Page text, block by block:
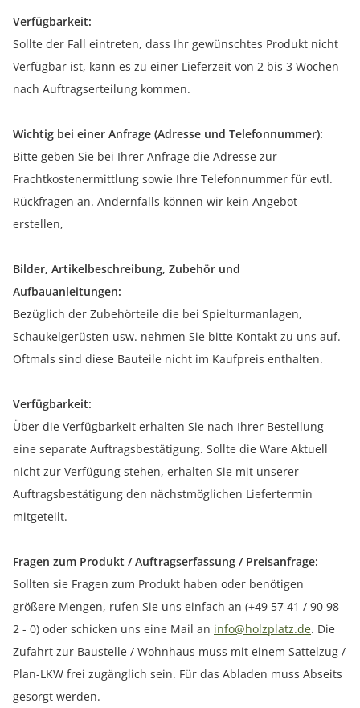
Verfügbarkeit:
Sollte der Fall eintreten, dass Ihr gewünschtes Produkt nicht
Verfügbar ist, kann es zu einer Lieferzeit von 2 bis 3 Wochen
nach Auftragserteilung kommen.
Wichtig bei einer Anfrage (Adresse und Telefonnummer):
Bitte geben Sie bei Ihrer Anfrage die Adresse zur
Frachtkostenermittlung sowie Ihre Telefonnummer für evtl.
Rückfragen an. Andernfalls können wir kein Angebot
erstellen,
Bilder, Artikelbeschreibung, Zubehör und
Aufbauanleitungen:
Bezüglich der Zubehörteile die bei Spielturmanlagen,
Schaukelgerüsten usw. nehmen Sie bitte Kontakt zu uns auf.
Oftmals sind diese Bauteile nicht im Kaufpreis enthalten.
Verfügbarkeit:
Über die Verfügbarkeit erhalten Sie nach Ihrer Bestellung
eine separate Auftragsbestätigung. Sollte die Ware Aktuell
nicht zur Verfügung stehen, erhalten Sie mit unserer
Auftragsbestätigung den nächstmöglichen Liefertermin
mitgeteilt.
Fragen zum Produkt / Auftragserfassung / Preisanfrage:
Sollten sie Fragen zum Produkt haben oder benötigen
größere Mengen, rufen Sie uns einfach an (+49 57 41 / 90 98
2 - 0) oder schicken uns eine Mail an info@holzplatz.de. Die
Zufahrt zur Baustelle / Wohnhaus muss mit einem Sattelzug /
Plan-LKW frei zugänglich sein. Für das Abladen muss Abseits
gesorgt werden.